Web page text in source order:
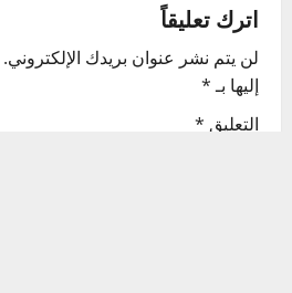
v
i
g
اترك تعليقاً
لن يتم نشر عنوان بريدك الإلكتروني.
إليها بـ*
التعليق *